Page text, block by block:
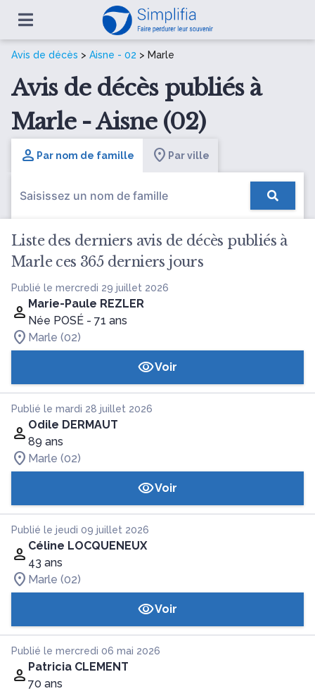
Avis de décès > Aisne - 02 > Marle
Avis de décès publiés à
Marle - Aisne (02)
Par nom de famille Par ville
Liste des derniers avis de décès publiés à
Marle ces 365 derniers jours
Publié le mercredi 29 juillet 2026
Marie-Paule REZLER
Née POSÉ - 71 ans
Marle (02)
Voir
Publié le mardi 28 juillet 2026
Odile DERMAUT
89 ans
Marle (02)
Voir
Publié le jeudi 09 juillet 2026
Céline LOCQUENEUX
43 ans
Marle (02)
Voir
Publié le mercredi 06 mai 2026
Patricia CLEMENT
70 ans